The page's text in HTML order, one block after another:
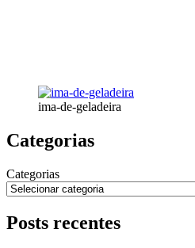
ima-de-geladeira
Categorias
Categorias
Posts recentes